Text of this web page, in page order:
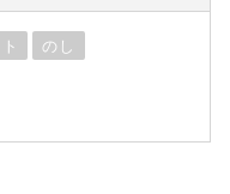
のし